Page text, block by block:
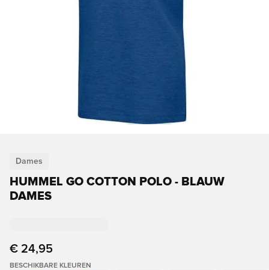
Dames
HUMMEL GO COTTON POLO - BLAUW
DAMES
€ 24,95
BESCHIKBARE KLEUREN